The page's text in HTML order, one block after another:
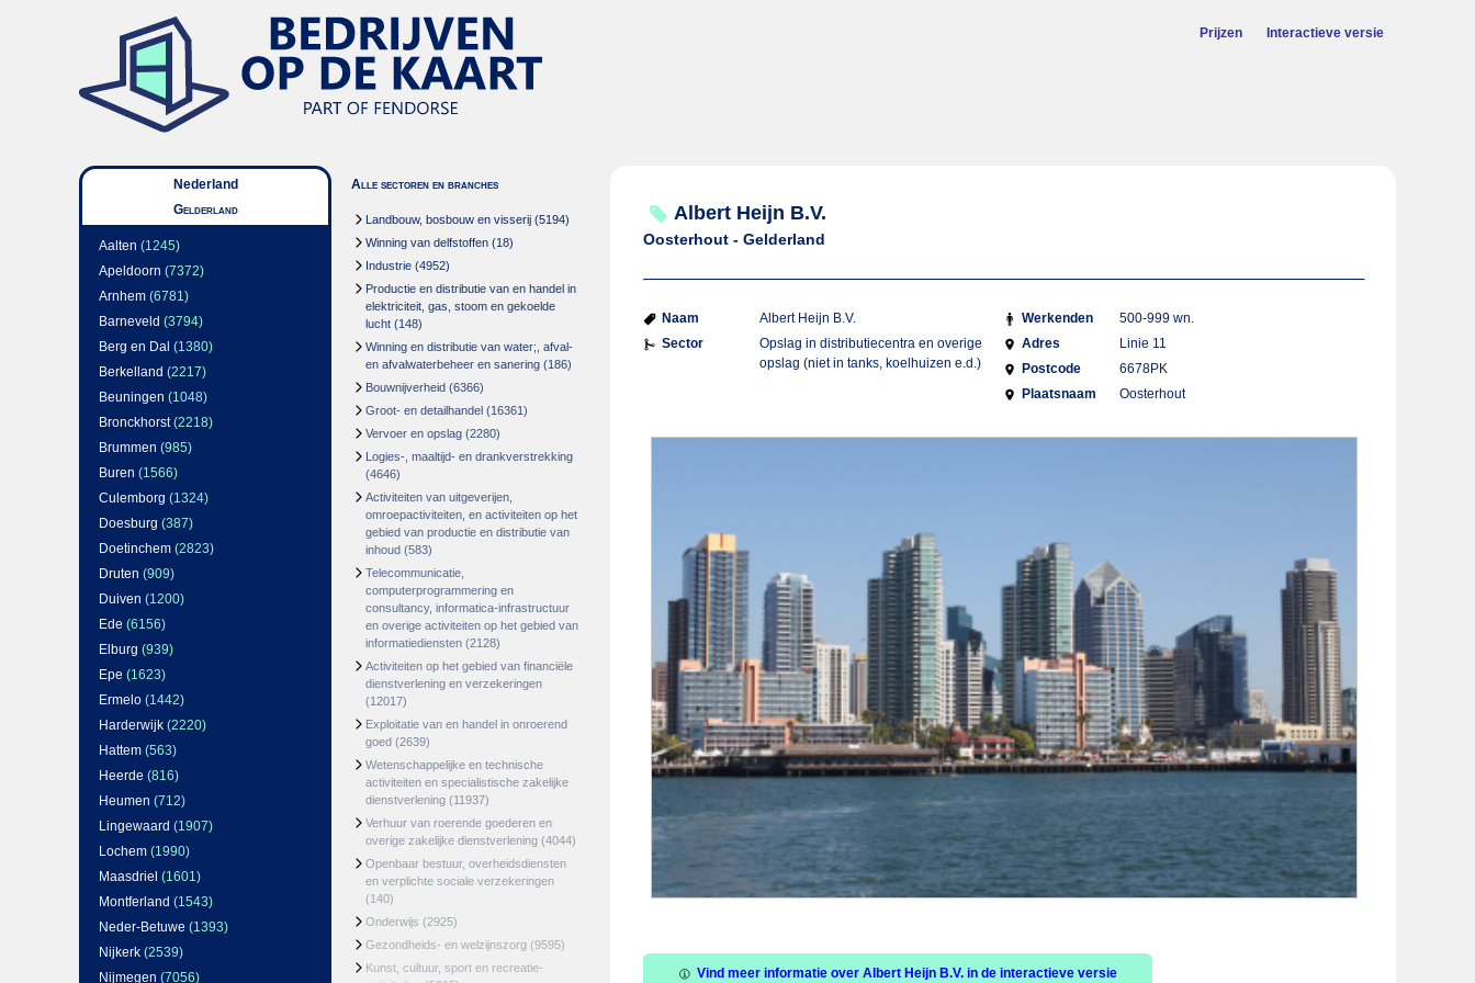
Prijzen Interactieve versie
Nederland
Gelderland
Aalten (1245)
Apeldoorn (7372)
Arnhem (6781)
Barneveld (3794)
Berg en Dal (1380)
Berkelland (2217)
Beuningen (1048)
Bronckhorst(2218)
Brummen (985)
Buren (1566)
Culemborg (1324)
Doesburg (387)
Doetinchem (2823)
Druten (909)
Duiven (1200)
Ede (6156)
Elburg (939)
Epe (1623)
Ermelo (1442)
Harderwijk (2220)
Hattem (563)
Heerde (816)
Heumen (712)
Lingewaard (1907)
Lochem (1990)
Maasdriel (1601)
Montferland (1543)
Neder-Betuwe (1393)
Nijkerk (2539)
Nijmegen (7056)
Alle sectoren en branches
Landbouw, bosbouw en visserij (5194)
Winning van delfstoffen (18)
Industrie (4952)
Productie en distributie van en handel in
elektriciteit, gas, stoom en gekoelde
lucht (148)
Winning en distributie van water;, afval-
en afvalwaterbeheer en sanering (186)
Bouwnijverheid (6366)
Groot- en detailhandel (16361)
Vervoer en opslag (2280)
Logies-, maaltijd- en drankverstrekking
(4646)
Activiteiten van uitgeverijen,
omroepactiviteiten, en activiteiten op het
gebied van productie en distributie van
inhoud (583)
Telecommunicatie,
computerprogrammering en
consultancy, informatica-infrastructuur
en overige activiteiten op het gebied van
informatiediensten (2128)
Activiteiten op het gebied van financiële
dienstverlening en verzekeringen
(12017)
Exploitatie van en handel in onroerend
goed (2639)
Wetenschappelijke en technische
activiteiten en specialistische zakelijke
dienstverlening (11937)
Verhuur van roerende goederen en
overige zakelijke dienstverlening (4044)
Openbaar bestuur, overheidsdiensten
en verplichte sociale verzekeringen
(140)
Onderwijs (2925)
Gezondheids- en welzijnszorg (9595)
Kunst, cultuur, sport en recreatie-
Albert Heijn B.V.
Oosterhout - Gelderland
Naam
Albert Heijn B.V.
Sector
Opslag in distributiecentra en overige
opslag (niet in tanks, koelhuizen e.d.)
Werkenden
500-999 wn.
Adres
Linie 11
Postcode
6678PK
Plaatsnaam
Oosterhout
Vind meer informatie over Albert Heijn B.V. in de interactieve versie